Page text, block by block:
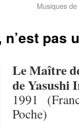
Musiques
pas
Le Maître
de Yasushi
1991
Poche)